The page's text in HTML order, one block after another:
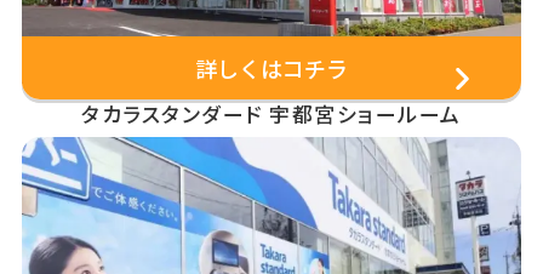
詳しくはコチラ
タカラスタンダード 宇都宮ショールーム